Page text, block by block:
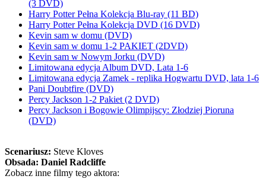
(3 DVD)
Harry Potter Pełna Kolekcja Blu-ray (11 BD)
Harry Potter Pełna Kolekcja DVD (16 DVD)
Kevin sam w domu (DVD)
Kevin sam w domu 1-2 PAKIET (2DVD)
Kevin sam w Nowym Jorku (DVD)
Limitowana edycja Album DVD, Lata 1-6
Limitowana edycja Zamek - replika Hogwartu DVD, lata 1-6
Pani Doubtfire (DVD)
Percy Jackson 1-2 Pakiet (2 DVD)
Percy Jackson i Bogowie Olimpijscy: Złodziej Pioruna
(DVD)
Scenariusz: Steve Kloves
Obsada: Daniel Radcliffe
Zobacz inne filmy tego aktora: